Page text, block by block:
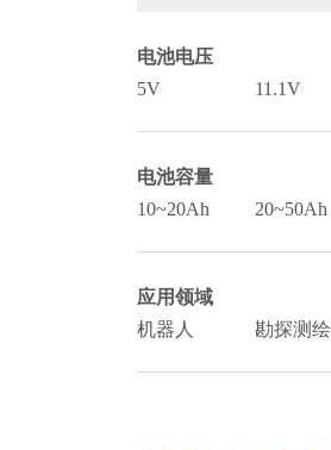
电池电压
5V
11.1V
电池容量
10~20Ah
20~50Ah
应用领域
机器人
勘探测绘